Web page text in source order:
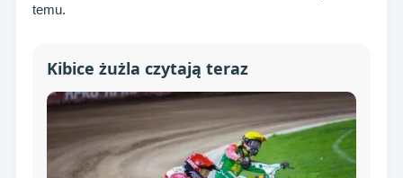
temu.
Kibice żużla czytają teraz